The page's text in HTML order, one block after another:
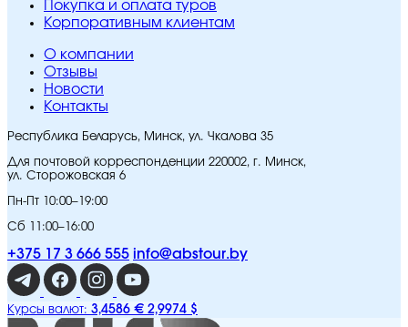
Покупка и оплата туров
Корпоративным клиентам
O компании
Отзывы
Новости
Контакты
Республика Беларусь, Минск, ул. Чкалова 35
Для почтовой корреспонденции 220002, г. Минск,
ул. Сторожовская 6
Пн-Пт 10:00–19:00
Сб 11:00–16:00
+375 17 3 666 555 info@abstour.by
Курсы валют: 3,4586 € 2,9974 $